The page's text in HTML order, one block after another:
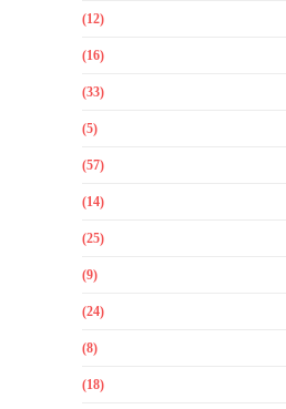
(12)
(16)
(33)
(5)
(57)
(14)
(25)
(9)
(24)
(8)
(18)